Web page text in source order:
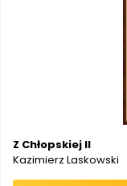
Z Chłopskiej II
Kazimierz Laskowski